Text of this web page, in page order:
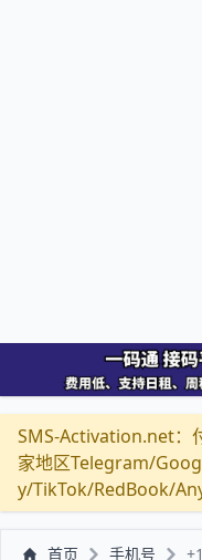
SMS-Activation.net：
家地区Telegram/
y/TikTok/RedBook/
首页 手机号